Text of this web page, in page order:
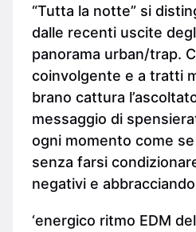
“Tutta la notte” si
dalle recenti uscite
panorama urban/trap.
coinvolgente e a tratti
brano cattura
messaggio di
ogni momento come se
senza farsi
negativi e
‘energico ritmo EDM